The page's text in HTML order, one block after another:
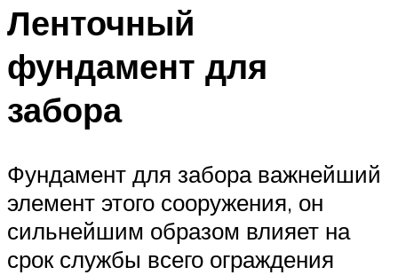
Ленточный
фундамент для
забора
Фундамент для забора важнейший
элемент этого сооружения, он
сильнейшим образом влияет на
срок службы всего ограждения